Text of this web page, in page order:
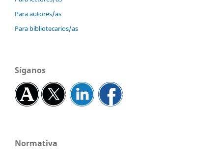
Para autores/as
Para bibliotecarios/as
Síganos
Normativa